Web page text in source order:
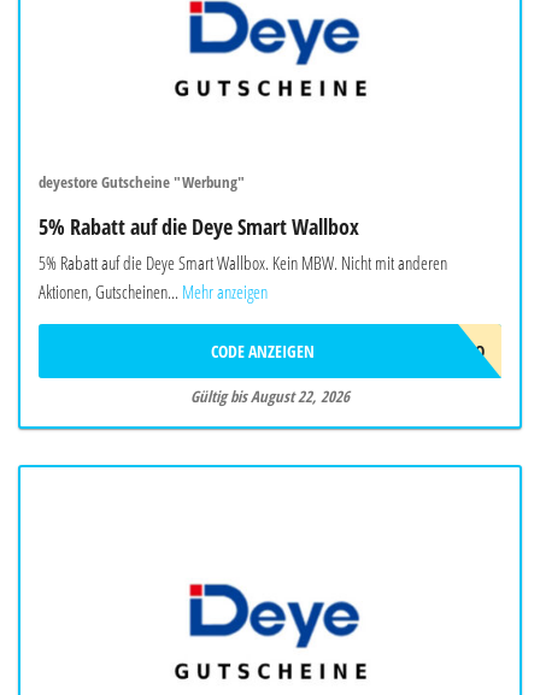
deyestore Gutscheine "Werbung"
5% Rabatt auf die Deye Smart Wallbox
5% Rabatt auf die Deye Smart Wallbox. Kein MBW. Nicht mit anderen
Aktionen, Gutscheinen... Mehr anzeigen
EVCJULYPROMO
CODE ANZEIGEN
Gültig bis August 22, 2026